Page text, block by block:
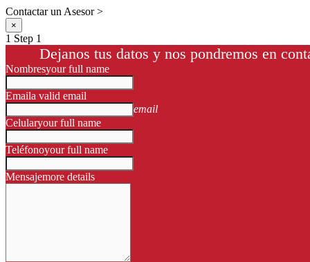
Contactar un Asesor >
×
1 Step 1
Dejanos tus datos y nos pondremos en
Nombresyour full name
Emaila valid email
email
Celularyour full name
Teléfonoyour full name
Mensajemore details